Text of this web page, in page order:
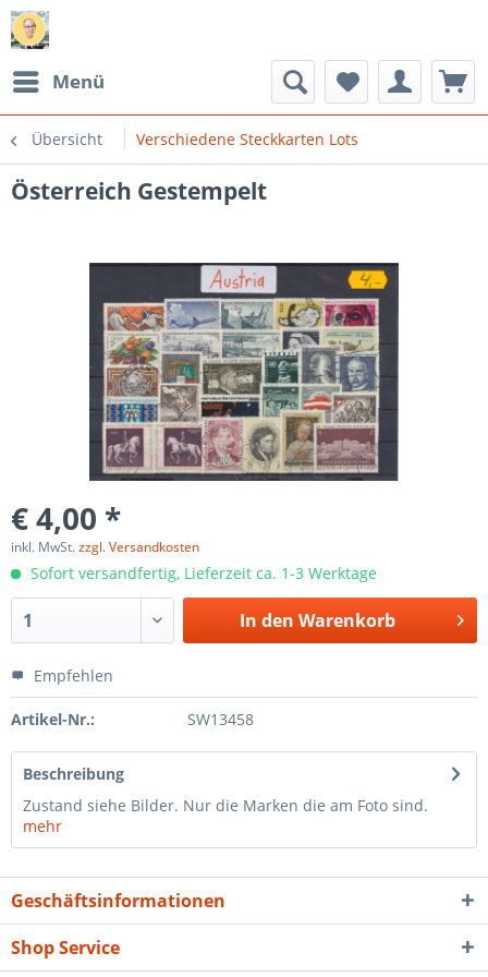
Menü
Übersicht Verschiedene Steckkarten Lots
Österreich Gestempelt
€ 4,00 *
inkl. MwSt.zzgl. Versandkosten
Sofort versandfertig, Lieferzeit ca. 1-3 Werktage
In den Warenkorb
Empfehlen
Artikel-Nr.: SW13458
Beschreibung
Zustand siehe Bilder. Nur die Marken die am Foto sind.
mehr
Geschäftsinformationen
Shop Service